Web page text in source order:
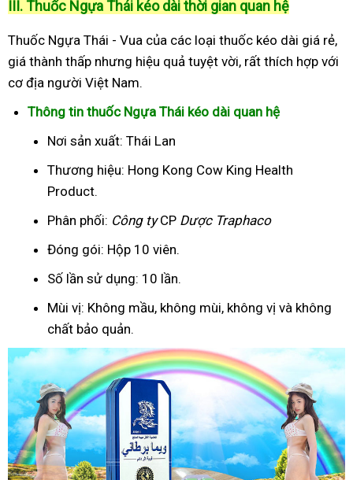
III. Thuốc Ngựa Thái kéo dài thời gian quan hệ
Thuốc Ngựa Thái - Vua của các loại thuốc kéo dài giá rẻ,
giá thành thấp nhưng hiệu quả tuyệt vời, rất thích hợp với
cơ địa người Việt Nam.
Thông tin thuốc Ngựa Thái kéo dài quan hệ
Nơi sản xuất: Thái Lan
Thương hiệu: Hong Kong Cow King Health
Product.
Phân phối: Công tyCP Dược Traphaco
Đóng gói: Hộp 10 viên.
Số lần sử dụng: 10 lần.
Mùi vị: Không mầu, không mùi, không vị và không
chất bảo quản.